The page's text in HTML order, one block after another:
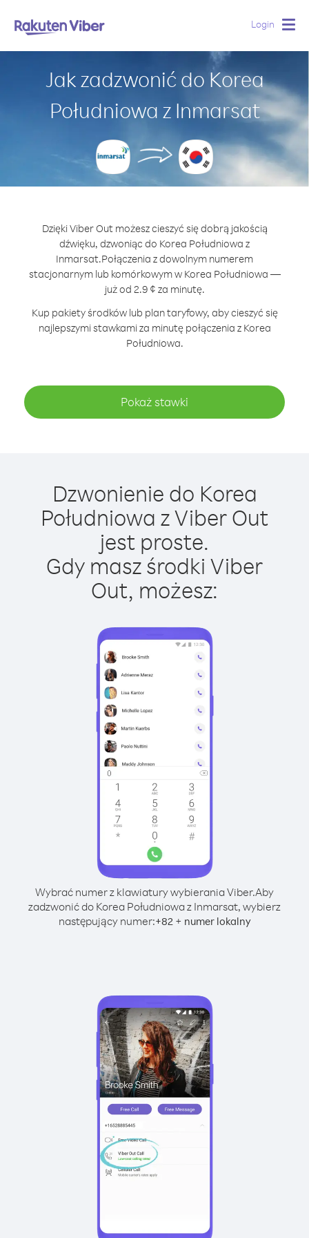
Login
Jak zadzwonić do Korea
Południowa z Inmarsat
Dzięki Viber Out możesz cieszyć się dobrą jakością
dźwięku, dzwoniąc do Korea Południowa z
Inmarsat.Połączenia z dowolnym numerem
stacjonarnym lub komórkowym w Korea Południowa —
już od 2.9 ¢ za minutę.
Kup pakiety środków lub plan taryfowy, aby cieszyć się
najlepszymi stawkami za minutę połączenia z Korea
Południowa.
Pokaż stawki
Dzwonienie do Korea
Południowa z Viber Out
jest proste.
Gdy masz środki Viber
Out, możesz:
Wybrać numer z klawiatury wybierania Viber.Aby
zadzwonić do Korea Południowa z Inmarsat, wybierz
następujący numer:+82+ numer lokalny